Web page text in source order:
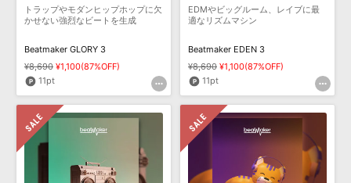
トラップやモダンヒップホップに欠
かせない強烈なビートを生成
Beatmaker GLORY 3
¥8,690 ¥1,100(87%OFF)
11pt
EDMやビッグルーム、レイブに最
適なリズムマシン
Beatmaker EDEN 3
¥8,690 ¥1,100(87%OFF)
11pt